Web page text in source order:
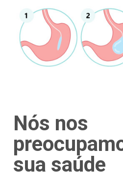
Nós nos
sua saúde